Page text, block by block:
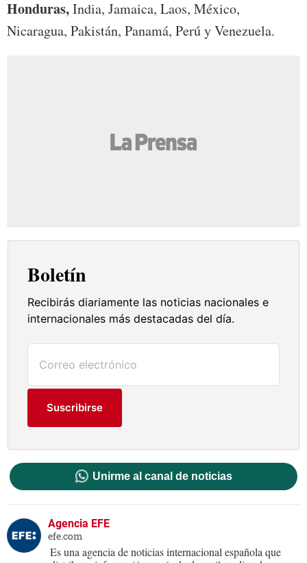
Honduras,India, Jamaica, Laos, México,
Nicaragua, Pakistán, Panamá, Perú y Venezuela.
Boletín
Recibirás diariamente las noticias nacionales e
internacionales más destacadas del día.
Suscribirse
Unirme al canal de noticias
Agencia EFE
efe.com
Es una agencia de noticias internacional española que